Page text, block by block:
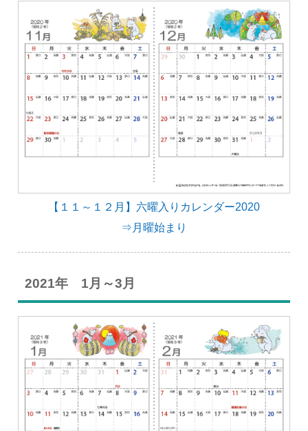
【１１～１２月】六曜入りカレンダー2020
⇒月曜始まり
2021年 1月～3月